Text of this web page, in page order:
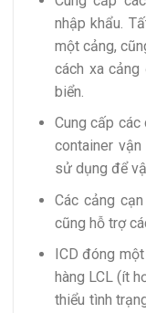
nhập khẩu.
một cảng,
cách xa
biển.
Cung cấp
container
sử dụng để
Các cảng
cũng hỗ trợ
ICD đóng
hàng LCL (ít
thiểu tình